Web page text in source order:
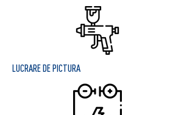
LUCRARE DE PICTURA